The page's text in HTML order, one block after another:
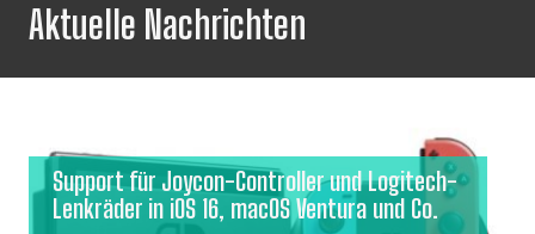
Aktuelle Nachrichten
Support für Joycon-Controller und Logitech-
Lenkräder in iOS 16, macOS Ventura und Co.